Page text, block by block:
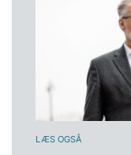
LÆS OGSÅ